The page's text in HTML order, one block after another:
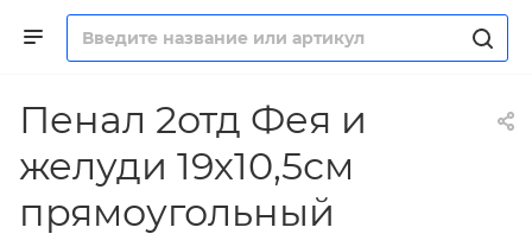
Пенал 2отд Фея и
желуди 19х10,5см
прямоугольный